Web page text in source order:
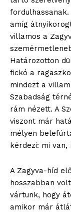
amíg
villamos a
Határozotton
fickó a
mindezt a
Szabadság
rám nézett. A
viszont már
mélyen
kérdezi: mi
A Zagyva-híd
hosszabban
vártunk, hogy
amikor már